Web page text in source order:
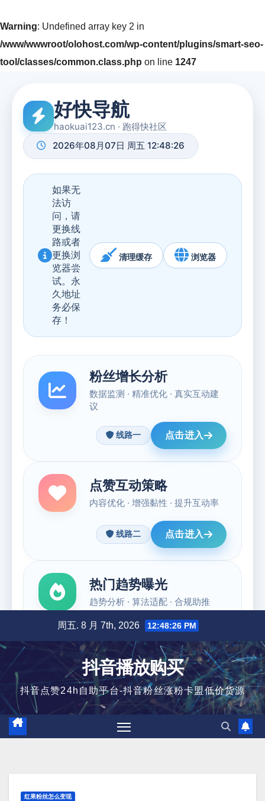
Warning: Undefined array key 2 in
/www/wwwroot/olohost.com/wp-content/plugins/smart-seo-
tool/classes/common.class.php on line 1247
容
周五. 8 月 7th, 2026 12:48:27 PM
抖音播放购买
抖音点赞24h自助平台-抖音粉丝涨粉卡盟低价货源
红果粉丝怎么变现